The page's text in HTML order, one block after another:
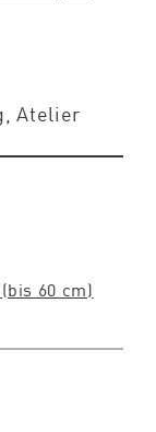
Atelier
60 cm)